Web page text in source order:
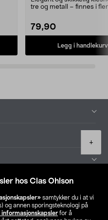
hos Clas Ohlson
samtykker du i at vi
og annen sporingsteknologi på
for å
+
tre og metall – finnes i
79,90
Legg i handlekurv